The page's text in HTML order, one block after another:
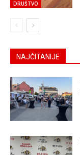
DRUŠTVO
NAJČITANIJE